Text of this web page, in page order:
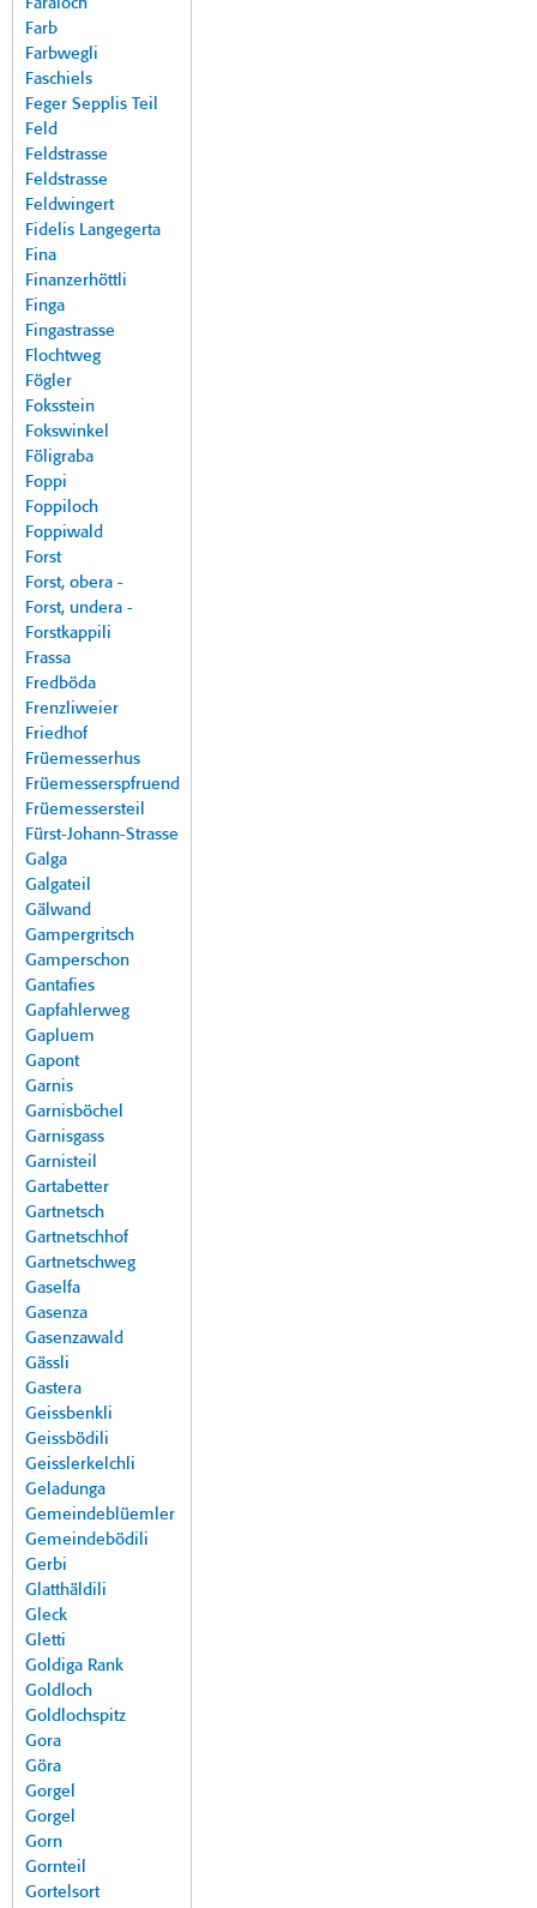
Faraloch
Farb
Farbwegli
Faschiels
Feger Sepplis Teil
Feld
Feldstrasse
Feldstrasse
Feldwingert
Fidelis Langegerta
Fina
Finanzerhöttli
Finga
Fingastrasse
Flochtweg
Fögler
Foksstein
Fokswinkel
Föligraba
Foppi
Foppiloch
Foppiwald
Forst
Forst, obera -
Forst, undera -
Forstkappili
Frassa
Fredböda
Frenzliweier
Friedhof
Früemesserhus
Früemesserspfruend
Früemessersteil
Fürst-Johann-Strasse
Galga
Galgateil
Gälwand
Gampergritsch
Gamperschon
Gantafies
Gapfahlerweg
Gapluem
Gapont
Garnis
Garnisböchel
Garnisgass
Garnisteil
Gartabetter
Gartnetsch
Gartnetschhof
Gartnetschweg
Gaselfa
Gasenza
Gasenzawald
Gässli
Gastera
Geissbenkli
Geissbödili
Geisslerkelchli
Geladunga
Gemeindeblüemler
Gemeindebödili
Gerbi
Glatthäldili
Gleck
Gletti
Goldiga Rank
Goldloch
Goldlochspitz
Gora
Göra
Gorgel
Gorgel
Gorn
Gornteil
Gortelsort